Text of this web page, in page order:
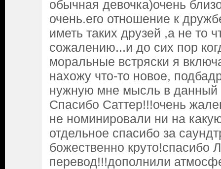
обычная девочка)очень
очень.его отношение к
иметь таких друзей ,а не то
сожалению...и до сих пор
моральные встряски я
нахожу что-то новое,
нужную мне мысль в данный
Спасибо Саттер!!!очень
не номинировали ни на
отдельное спасибо за
божественно круто!спасибо
перевод!!!дополнили